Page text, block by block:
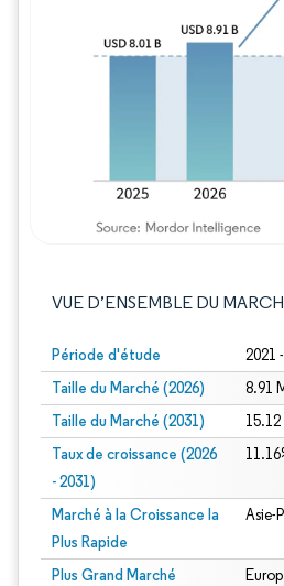
VUE D’ENSEMBLE DU
Période d'étude 2021
Taille du Marché (2026) 8.91
Taille du Marché (2031)
Taux de croissance (2026
- 2031)
Marché à la Croissance la
Plus Rapide
Asie-
Plus Grand Marché
Image